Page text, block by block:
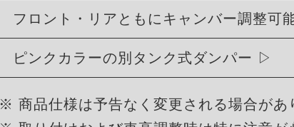
フロント・リアともにキャンバー調整可
ピンクカラーの別タンク式ダンパー
※ 商品仕様は予告なく変更される場合があ